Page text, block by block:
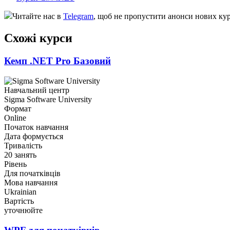
Читайте нас в Telegram, щоб не пропустити анонси нових
Схожі курси
Кемп .NET Pro Базовий
Навчальний центр
Sigma Software University
Формат
Online
Початок навчання
Дата формується
Тривалість
20 занять
Рівень
Для початківців
Мова навчання
Ukrainian
Вартість
уточнюйте